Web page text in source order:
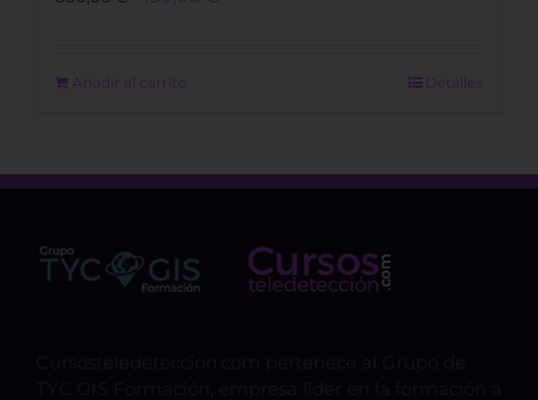
800,00 €.
Añadir al carrito Detalles